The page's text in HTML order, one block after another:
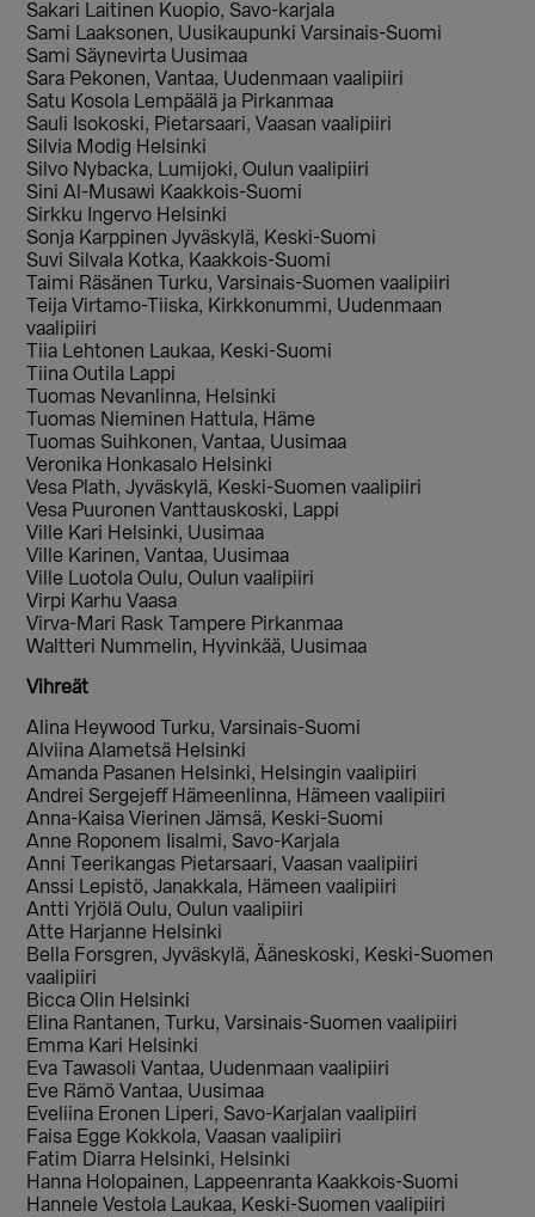
Sakari Laitinen Kuopio, Savo-karjala
Sami Laaksonen, Uusikaupunki Varsinais-Suomi
Sami Säynevirta Uusimaa
Sara Pekonen, Vantaa, Uudenmaan vaalipiiri
Satu Kosola Lempäälä ja Pirkanmaa
Sauli Isokoski, Pietarsaari, Vaasan vaalipiiri
Silvia Modig Helsinki
Silvo Nybacka, Lumijoki, Oulun vaalipiiri
Sini Al-Musawi Kaakkois-Suomi
Sirkku Ingervo Helsinki
Sonja Karppinen Jyväskylä, Keski-Suomi
Suvi Silvala Kotka, Kaakkois-Suomi
Taimi Räsänen Turku, Varsinais-Suomen vaalipiiri
Teija Virtamo-Tiiska, Kirkkonummi, Uudenmaan
vaalipiiri
Tiia Lehtonen Laukaa, Keski-Suomi
Tiina Outila Lappi
Tuomas Nevanlinna, Helsinki
Tuomas Nieminen Hattula, Häme
Tuomas Suihkonen, Vantaa, Uusimaa
Veronika Honkasalo Helsinki
Vesa Plath, Jyväskylä, Keski-Suomen vaalipiiri
Vesa Puuronen Vanttauskoski, Lappi
Ville Kari Helsinki, Uusimaa
Ville Karinen, Vantaa, Uusimaa
Ville Luotola Oulu, Oulun vaalipiiri
Virpi Karhu Vaasa
Virva-Mari Rask Tampere Pirkanmaa
Waltteri Nummelin, Hyvinkää, Uusimaa
Vihreät
Alina Heywood Turku, Varsinais-Suomi
Alviina Alametsä Helsinki
Amanda Pasanen Helsinki, Helsingin vaalipiiri
Andrei Sergejeff Hämeenlinna, Hämeen vaalipiiri
Anna-Kaisa Vierinen Jämsä, Keski-Suomi
Anne Roponem Iisalmi, Savo-Karjala
Anni Teerikangas Pietarsaari, Vaasan vaalipiiri
Anssi Lepistö, Janakkala, Hämeen vaalipiiri
Antti Yrjölä Oulu, Oulun vaalipiiri
Atte Harjanne Helsinki
Bella Forsgren, Jyväskylä, Ääneskoski, Keski-Suomen
vaalipiiri
Bicca Olin Helsinki
Elina Rantanen, Turku, Varsinais-Suomen vaalipiiri
Emma Kari Helsinki
Eva Tawasoli Vantaa, Uudenmaan vaalipiiri
Eve Rämö Vantaa, Uusimaa
Eveliina Eronen Liperi, Savo-Karjalan vaalipiiri
Faisa Egge Kokkola, Vaasan vaalipiiri
Fatim Diarra Helsinki, Helsinki
Hanna Holopainen, Lappeenranta Kaakkois-Suomi
Hannele Vestola Laukaa, Keski-Suomen vaalipiiri